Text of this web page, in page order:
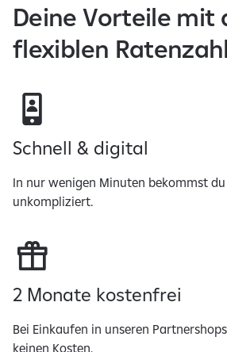
Deine Vorteile mit
flexiblen
Schnell & digital
In nur wenigen Minuten bekommst du
unkompliziert.
2 Monate kostenfrei
Bei Einkaufen in unseren
keinen Kosten.